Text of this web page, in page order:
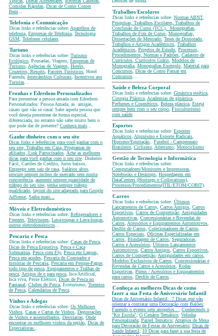
Comidas Rápidas Dicas de Como Comer
Bem
Telefonia e Comunicação
Dicas links e referências sobre: Aparelhos de
telefonia, Empresas de Telefonia Tecnologia
GSM Telefones celulares
Turismo
Dicas links e referências sobre: Turismo
Ecológico , Pousadas, Viagens, Empresas de
Turismo Agências de Viagens, Hotéis,
Cruzeiros, Resorts Pacotes Turísticos , Hotel
Fazenda, Intercâmbios Culturais Incentivos aos
Turistas
Fronhas e Edredons Personalizados
Para presentear a pessoa amada com Edredons
Personalizados: Pessoa Amada, as amigas,
casais que vão se casar. Sabe aquela pessoa que
você deseja presentear de forma especial,
diferenciada, no entanto não sabe muito bem o
que pode dar de presente? Conheça mais
Ganhe dinheiro com o seu site
Dicas links e referências para você ganhar com o
seu site, Trabalho em Casa, Programas de
afiliados, Link Patrocinados Ache as melhores
dicas para você ganhar com o seu site . Dinheiro
Fácil, Cartões de Crédito, Juros baixos,
Emprego sem sair de casa Salários altos
procure sempre nichos de mercado sem muita
concorrência aumente sempre quantidade de
tráfego do seu site tenha sempre tráfego
qualificado layout do site adaptado para Google
AdSense, Saiba mais...
Móveis e Eletrodomésticos
Dicas links e referências sobre: Refrigeradores e
Freezers Televisores Lava-roupas e Lava-louças
outros eletrodomésticos
Pescaria e Pesca
Dicas links e referências sobre: Casas de Pesca
Dicas de Pesca Esportiva Pesca e Caça
Submarina Pesca com Fly, Pesca em Lagoas,
Pesca em açudes Pescaria de Compadre e
histórias de Pescaria Pescaria em Pesque-Pague
todo tipo de pesca Equipamentos e Tralhas de
pesca Artigos de e para pesca , Isca Artificial,
Isca viva, Peixe Elétrico, Dicas de Pesca no
Pantanal
Clubes de Pesca , Ecoturismo, Torneios
de Pesca Calendários de Pesca
Vinhos e Adegas
Dicas links e referências sobre: Os Melhores
Vinhos Casas e Cartas de Vinhos Degustações
de Vinhos e assemelhados Destilarias Onde
encontrar os melhores vinhos da região Dicas de
Especialistas.
Trabalhos Escolares
Dicas links e referências sobre: Normas ABNT,
Pesquisas, Trabalhos Escolares, Trabalhos de
Conclusão de Curso (TCC), Monografias
Trabalhos de Fim de Curso Monografias,
Dissertações de Mestrado Teses de Doutorado
Trabalhos e Artigos Acadêmicos Trabalhos
Acadêmicos Projetos de Estudo Processos,
Procedimentos, Normas e Padrões Cadastro de
Currículos Currículos Grátis Modelos de
Monografia Monografias Exemplo Material para
Concursos Dicas de Como Passar em
Concursos
Saúde e Beleza Corporal
Dicas links e referências sobre: Ginástica estética
Cirurgia Plástica Academias de ginástica
Perfumes e Cosméticos Beleza plástica Esteja
sempre bem com o seu corpo Fisiculturismo
com saúde
Esportes
Dicas links e referências sobre: Esportes
Aquáticos Alpinismo e Esporte Radicais
Hipismo/Equitação
Futebol - Campeonato
Brasileiro Ciclismo Atletismo Motociclismo
Gestão de Tecnologia e Informática
Dicas links e referências sobre:
Computadores/Monitores e Impressoras
Notebooks e Desktops Hospedagem em
DataCenters (Hostings e Collocations)
Processos/Procedimentos(ITIL/ETOM/COBIT)
Carros
Dicas links e referências sobre: Últimos
Lançamentos de Carros, Carros Antigos Carros
Esportivos Carros de Competição Antiguidades
Automotivas Concessionárias e Revendas de
Carros Acessórios e Equipamentos Automotivos
Desfile de Carros, Colecionadores de Carros
Carros Especiais Oficinas Especializadas em
Carros Blindagem de Carros Seguradoras
Carros e Acessórios Últimos Lançamentos
Automotivos Carros Antigos Carros Esportivos
Carros de Competição Antiguidades em carros
Modelos Exclusivos de Carros Concessionárias e
Revendas de Carros e Acessórios Rodas
Esportivas Pneus / Acessórios e Equipamentos
para carros Desfile de Carros
Conheça as melhores Dicas de como
fazer a sua Festa de Aniversário Infantil
Dicas de Aniversário Infantil: 7 Dicas que vão
orientar a contratar uma Decoração com Balões;
Fazendo o evento sem atropelos... ; Conhecendo o
"Kit Escola"; O Cenário Temático; Velinha
Personalizada; Painel Temático; Arranjos de Mesa
para Decoração de Festas de Aniversário; Dicas de
Saúde Infantil; 10 Dicas para fazer a sua festa de